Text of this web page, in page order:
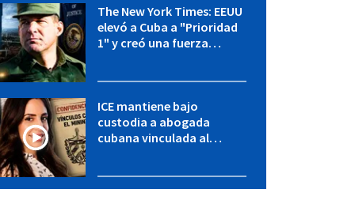
The New York Times: EEUU
elevó a Cuba a "Prioridad
1" y creó una fuerza
ICE mantiene bajo
custodia a abogada
cubana vinculada al